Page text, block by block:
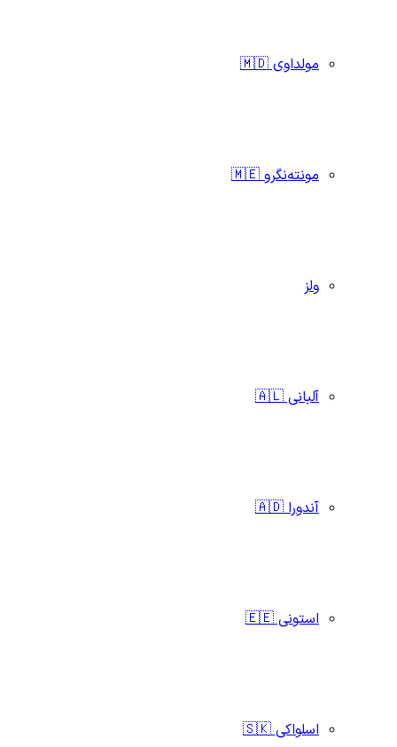
مولداوی 🇲🇩
مونته‌نگرو 🇲🇪
ولز
آلبانی 🇦🇱
آندورا 🇦🇩
استونی 🇪🇪
اسلواکی 🇸🇰